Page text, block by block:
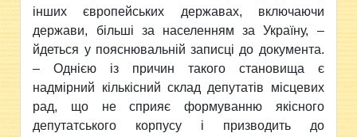
інших європейських державах, включаючи
держави, більші за населенням за Україну, –
йдеться у пояснювальній записці до документа.
– Однією із причин такого становища є
надмірний кількісний склад депутатів місцевих
рад, що не сприяє формуванню якісного
депутатського корпусу і призводить до